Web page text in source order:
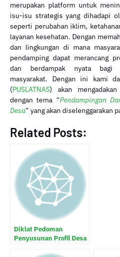
merupakan platform untuk
isu-isu strategis yang dihadapi
seperti perubahan iklim,
layanan kesehatan. Dengan
dan lingkungan di mana
pendamping dapat merancang
dan berdampak nyata bagi
masyarakat. Dengan ini kami
(PUSLATNAS) akan
dengan tema “Pendampingan
Desa” yang akan diselenggarakan
Related Posts:
Diklat Pedoman
Penyusunan Profil Desa